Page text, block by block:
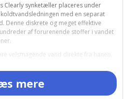
Clearly synketæller placeres under
med en separat
Denne diskrete og meget effektive
af forurenende stoffer i vandet
velsmagende vand direkte fra hanen.
og din familie mod mange kemikalier
i ledningsvand og kan være
mere